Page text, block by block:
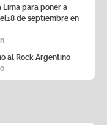
de septiembre en
al Rock Argentino